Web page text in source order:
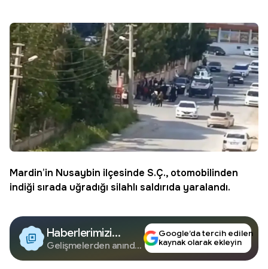
Mardin’in Nusaybin ilçesinde S.Ç., otomobilinden
indiği sırada uğradığı silahlı saldırıda yaralandı.
Haberlerimizi
Google'da Takip
Edin
Gelişmelerden anında
Google’da tercih edilen
kaynak olarak ekleyin